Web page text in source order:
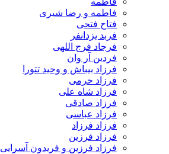
فاطمه و رضا شیری
فتاح فتحی
فربد یزدانفر
فرجاد فرج اللهی
فردین آر وان
فرزاد بیباش و وحید تتورا
فرزاد خرمی
فرزاد شاه علی
فرزاد صادقی
فرزاد عباسی
فرزاد فرزاد
فرزاد فرزین
فرزاد فرزین و فریدون آسرایی